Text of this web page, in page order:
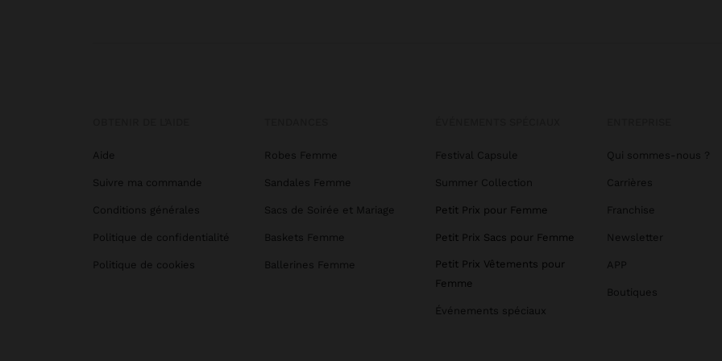
Aide
Suivre ma commande
Conditions générales
Politique de confidentialité
Politique de cookies
Robes Femme
Sandales Femme
Sacs de Soirée et Mariage
Baskets Femme
Ballerines Femme
Festival Capsule
Summer Collection
Petit Prix pour Femme
Petit Prix Sacs pour Femme
Petit Prix Vêtements pour
Femme
Événements spéciaux
Qui sommes-nous ?
Carrières
Franchise
Newsletter
APP
Boutiques